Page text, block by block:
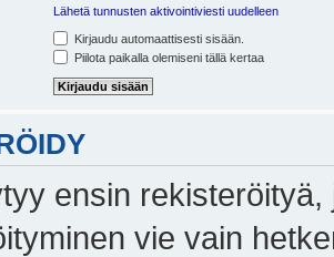
Lähetä tunnusten aktivointiviesti uudelleen
Kirjaudu automaattisesti sisään.
Piilota paikalla olemiseni tällä kertaa
ensin
vie vain